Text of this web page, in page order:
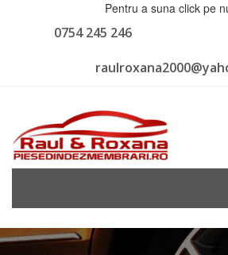
Pentru a suna click pe
0754 245 246